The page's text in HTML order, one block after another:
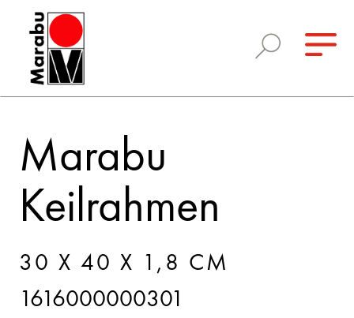
Marabu
Keilrahmen
30 X 40 X 1,8 CM
1616000000301